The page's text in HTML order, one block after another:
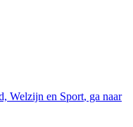
Welzijn en Sport, ga naar